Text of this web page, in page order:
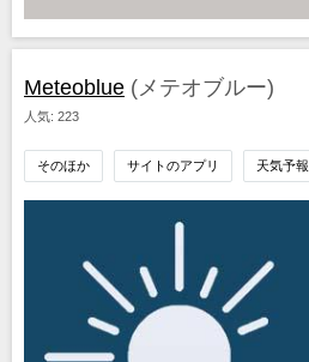
Meteoblue (メテオブルー)
人気: 223
そのほか サイトのアプリ 天気予報